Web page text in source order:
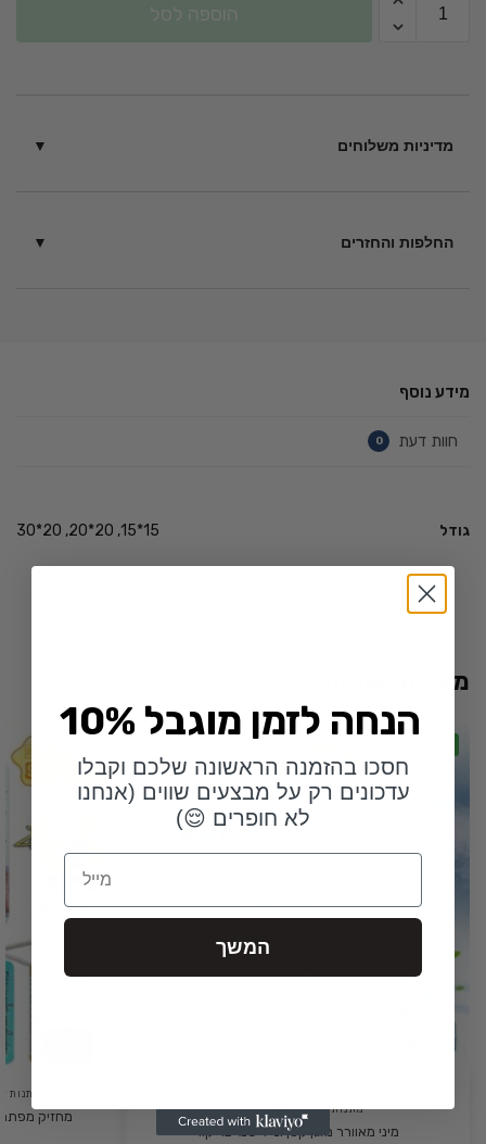
הוספה לסל
מדיניות משלוחים
החלפות והחזרים
מידע נוסף
חוות דעת 0
גודל 15*15, 20*20, 20*30
מוצרים קשורים
מתנות לגבר,מתנות ליולדת
מיני מאוורר מזגן קטן ונייד שמייצר קור
מתנות
מחזיק
10% הנחה לזמן מוגבל
חסכו בהזמנה הראשונה שלכם וקבלו
עדכונים רק על מבצעים שווים (אנחנו
לא חופרים 😌)
Email
המשך